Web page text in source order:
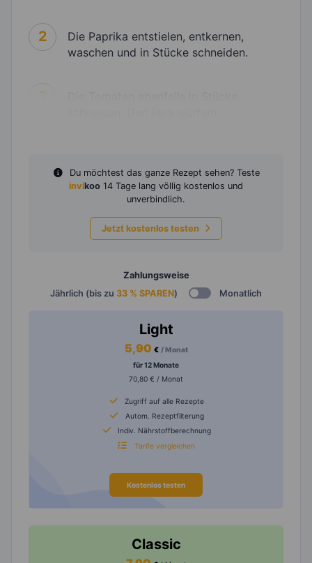
2
Die Paprika entstielen, entkernen,
waschen und in Stücke schneiden.
Du möchtest das ganze Rezept sehen? Teste
invikoo 14 Tage lang völlig kostenlos und
unverbindlich.
Jetzt kostenlos testen
Zahlungsweise
Jährlich (bis zu 33 % SPAREN) Monatlich
Light
5,90 € / Monat
für 12 Monate
70,80 € / Monat
Zugriff auf alle Rezepte
Autom. Rezeptfilterung
Indiv. Nährstoffberechnung
Tarife vergleichen
Kostenlos testen
Classic